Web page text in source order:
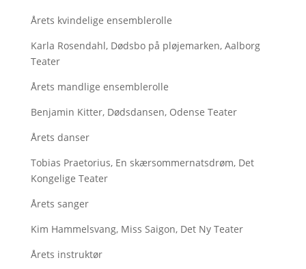
Årets kvindelige ensemblerolle
Karla Rosendahl, Dødsbo på pløjemarken, Aalborg
Teater
Årets mandlige ensemblerolle
Benjamin Kitter, Dødsdansen, Odense Teater
Årets danser
Tobias Praetorius, En skærsommernatsdrøm, Det
Kongelige Teater
Årets sanger
Kim Hammelsvang, Miss Saigon, Det Ny Teater
Årets instruktør